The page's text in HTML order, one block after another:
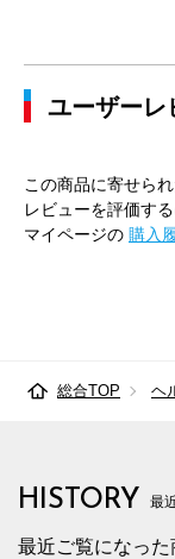
ユーザーレ
この商品に寄せら
レビューを評価す
マイページの 購入
総合TOP ヘ
HISTORY 最
最近ご覧になった